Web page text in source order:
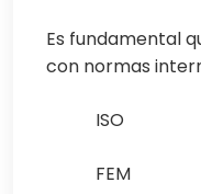
Es fundamental
con normas
ISO
FEM